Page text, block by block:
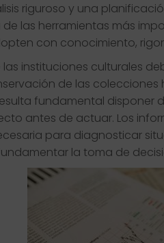
riguroso y una
las herramientas más
con conocimiento,
instituciones culturales
de las
fundamental disponer
antes de actuar. Los
para diagnosticar
la toma de